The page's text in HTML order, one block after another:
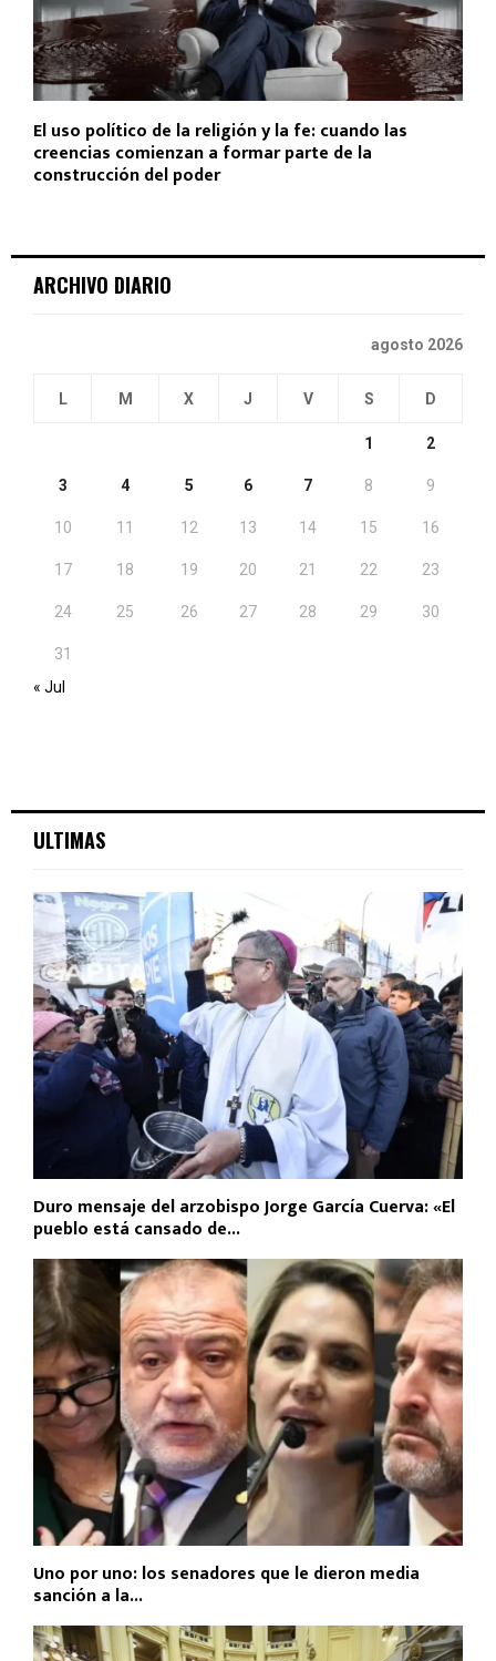
El uso político de la religión y la fe: cuando las
creencias comienzan a formar parte de la
construcción del poder
ARCHIVO DIARIO
agosto 2026
L M X J V S D
1 2
3 4 5 6 7 8 9
10 11 12 13 14 15 16
17 18 19 20 21 22 23
24 25 26 27 28 29 30
31
« Jul
ULTIMAS
Duro mensaje del arzobispo Jorge García Cuerva: «El
pueblo está cansado de...
Uno por uno: los senadores que le dieron media
sanción a la...